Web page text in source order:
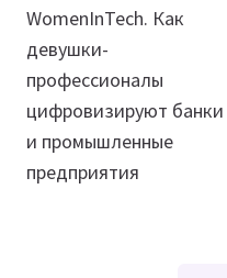
по
записям
WomenInTech. Как
девушки-
профессионалы
цифровизируют банки
и промышленные
предприятия